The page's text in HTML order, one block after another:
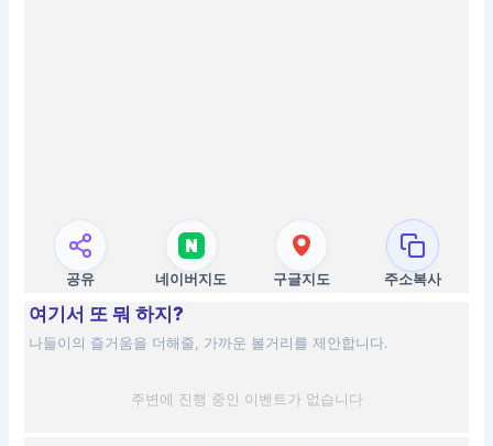
공유 네이버지도 구글지도 주소복사
여기서 또 뭐 하지?
나들이의 즐거움을 더해줄, 가까운 볼거리를 제안합니다.
주변에 진행 중인 이벤트가 없습니다